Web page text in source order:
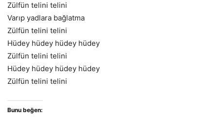
Zülfün telini telini
Varıp yadlara bağlatma
Zülfün telini telini
Hüdey hüdey hüdey hüdey
Zülfün telini telini
Hüdey hüdey hüdey hüdey
Zülfün telini telini
Bunu beğen: